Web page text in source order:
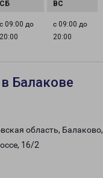
с 09:00 до
20:00
с 09:00 до
20:00
Балакове
область, Балаково,
16/2